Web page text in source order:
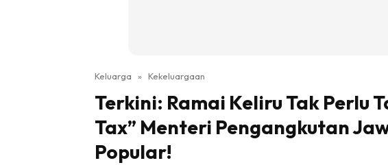
Keluarga » Kekeluargaan
Terkini: Ramai Keliru Tak Perlu
Tax” Menteri Pengangkutan
Popular!